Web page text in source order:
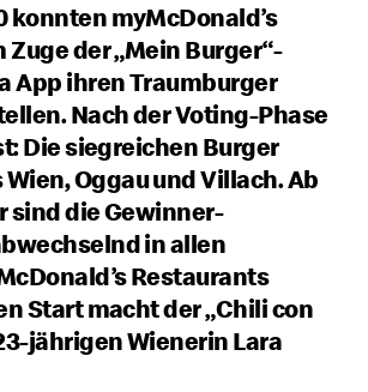
konnten myMcDonald’s
der „Mein Burger“-
App ihren Traumburger
Nach der Voting-Phase
Die siegreichen Burger
Oggau und Villach. Ab
sind die Gewinner-
in allen
Restaurants
Start macht der „Chili con
jährigen Wienerin Lara